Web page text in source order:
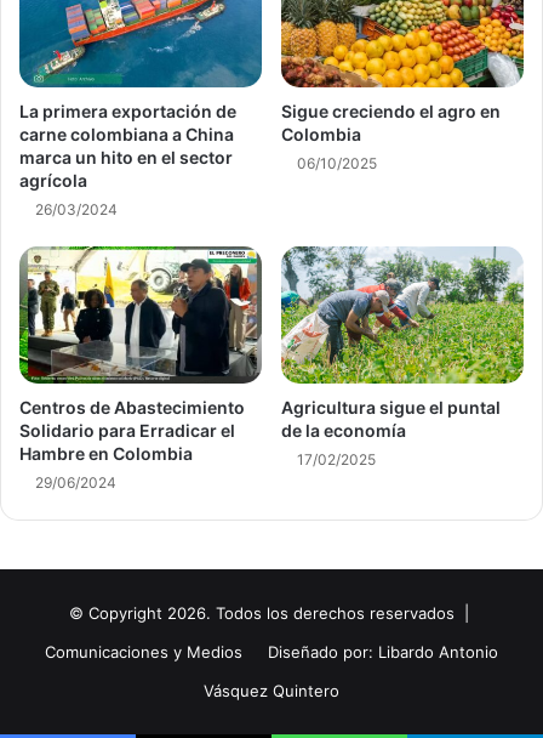
La primera exportación de
carne colombiana a China
marca un hito en el sector
agrícola
26/03/2024
Sigue creciendo el agro en
Colombia
06/10/2025
Centros de Abastecimiento
Solidario para Erradicar el
Hambre en Colombia
29/06/2024
Agricultura sigue el puntal
de la economía
17/02/2025
© Copyright 2026. Todos los derechos reservados |
Comunicaciones y Medios
Diseñado por: Libardo Antonio
Vásquez Quintero